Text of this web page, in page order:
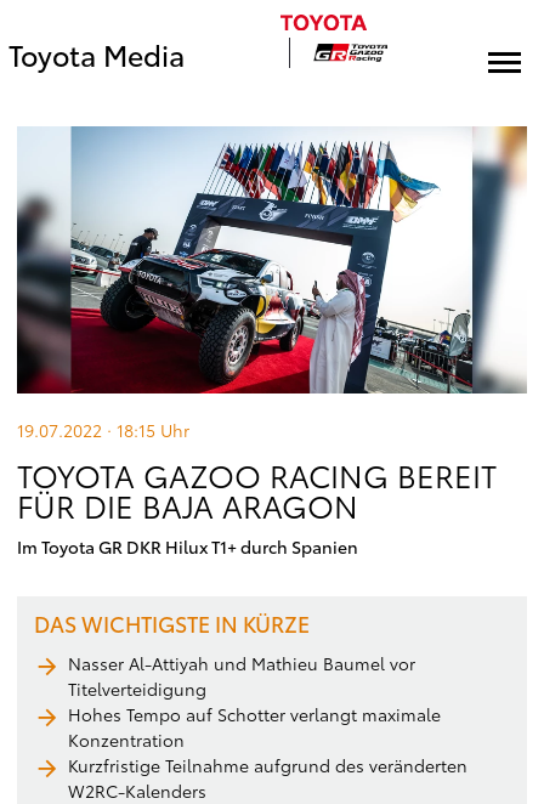
Toyota Media
19.07.2022 · 18:15 Uhr
TOYOTA GAZOO RACING BEREIT
FÜR DIE BAJA ARAGON
Im Toyota GR DKR Hilux T1+ durch Spanien
DAS WICHTIGSTE IN KÜRZE
Nasser Al-Attiyah und Mathieu Baumel vor
Titelverteidigung
Hohes Tempo auf Schotter verlangt maximale
Konzentration
Kurzfristige Teilnahme aufgrund des veränderten
W2RC-Kalenders